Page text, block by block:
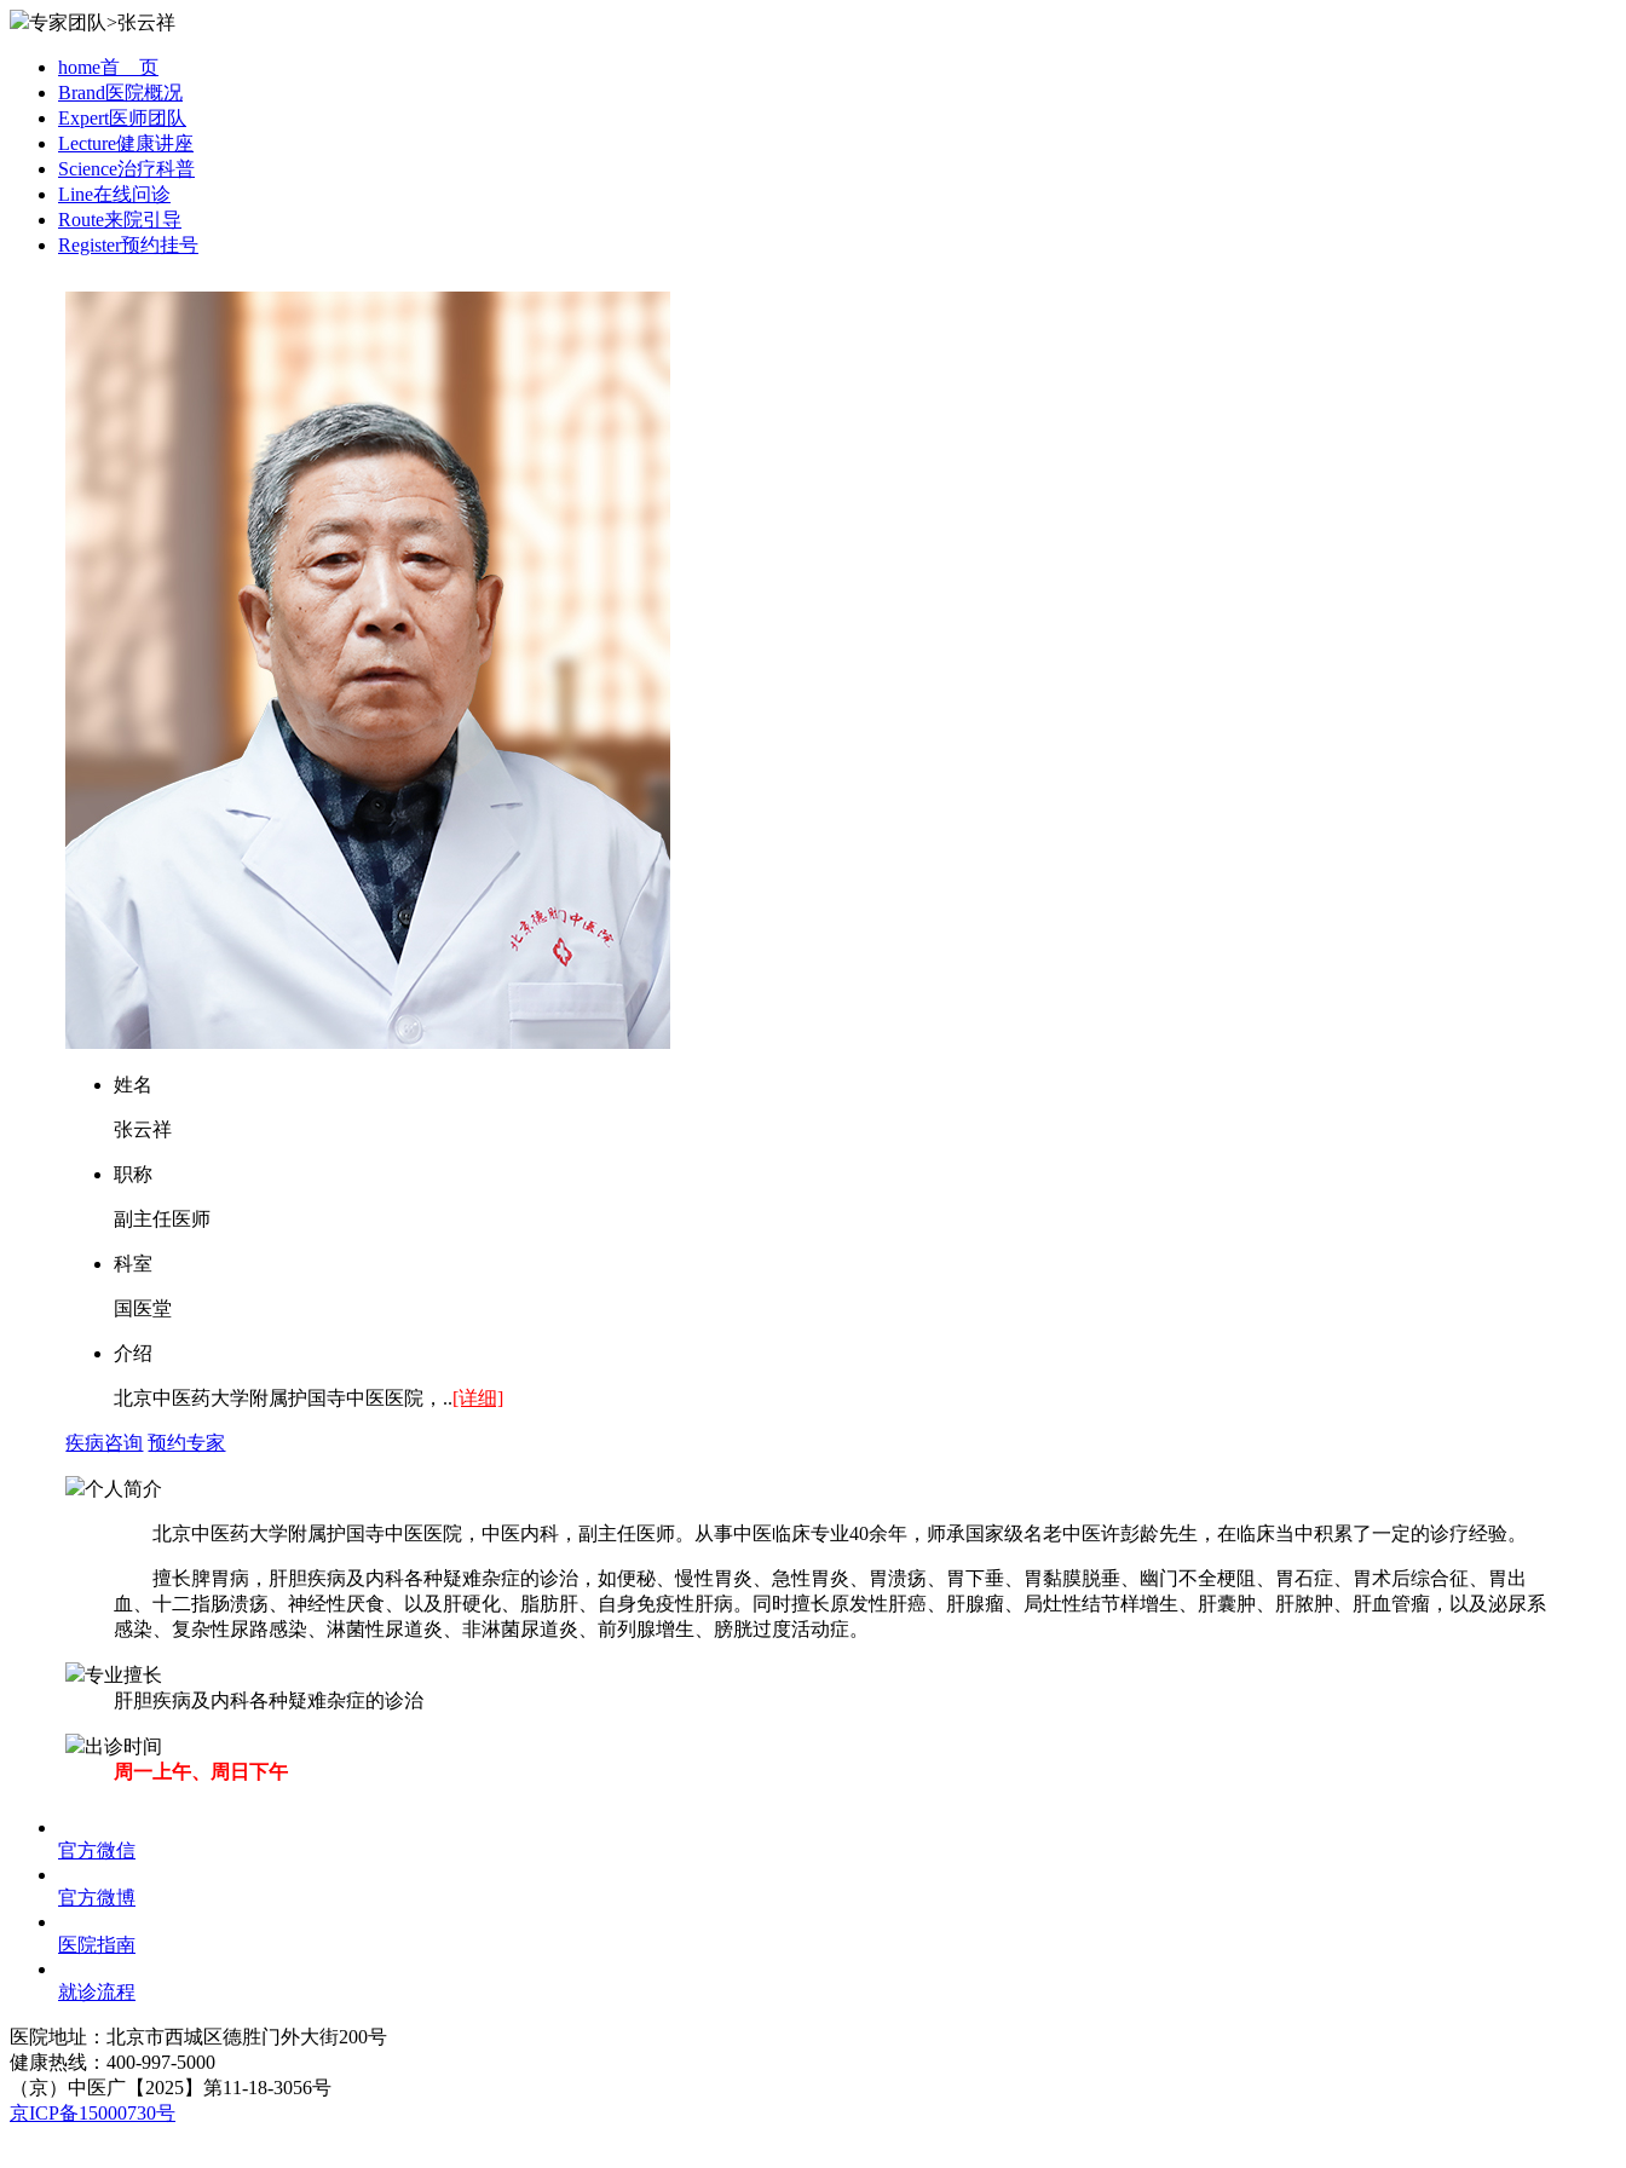
专家团队>张云祥
home首 页
Brand医院概况
Expert医师团队
Lecture健康讲座
Science治疗科普
Line在线问诊
Route来院引导
Register预约挂号
姓名
张云祥
职称
副主任医师
科室
国医堂
介绍
北京中医药大学附属护国寺中医医院，..[详细]
疾病咨询 预约专家
个人简介
北京中医药大学附属护国寺中医医院，中医内科，副主任医师。从事中医临床专业40余年，师承国家级名老中医许彭龄先生，在临床当中积累了一定的诊疗经验。
擅长脾胃病，肝胆疾病及内科各种疑难杂症的诊治，如便秘、慢性胃炎、急性胃炎、胃溃疡、胃下垂、胃黏膜脱垂、幽门不全梗阻、胃石症、胃术后综合征、胃出
血、十二指肠溃疡、神经性厌食、以及肝硬化、脂肪肝、自身免疫性肝病。同时擅长原发性肝癌、肝腺瘤、局灶性结节样增生、肝囊肿、肝脓肿、肝血管瘤，以及泌尿系
感染、复杂性尿路感染、淋菌性尿道炎、非淋菌尿道炎、前列腺增生、膀胱过度活动症。
专业擅长
肝胆疾病及内科各种疑难杂症的诊治
出诊时间
周一上午、周日下午
官方微信
官方微博
医院指南
就诊流程
医院地址：北京市西城区德胜门外大街200号
健康热线： 400-997-5000
（京）中医广【2025】第11-18-3056号
京ICP备15000730号